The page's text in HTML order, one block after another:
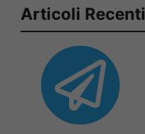
Articoli Recenti